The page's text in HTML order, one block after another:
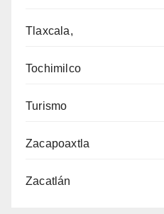
Tlaxcala,
Tochimilco
Turismo
Zacapoaxtla
Zacatlán